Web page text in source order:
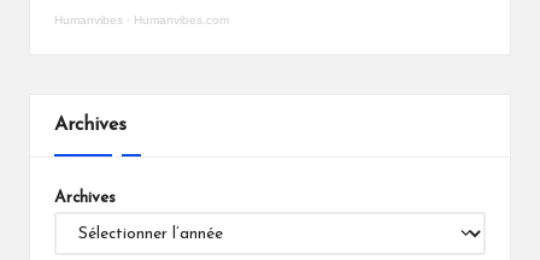
Humanvibes · Humanvibes.com
Archives
Archives